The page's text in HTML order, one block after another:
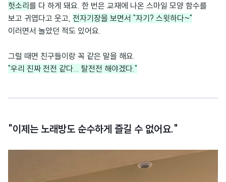
헛소리 를 다 하게 돼요. 한 번은 교재에 나온 스마일 모양 함수를
보고 귀엽다고 웃고, 전자기장을 보면서 "자기? 스윗하다~"
이러면서 놀았던 적도 있어요.
그럴 때면 친구들이랑 꼭 같은 말을 해요.
"우리 진짜 전전 같다... 탈전전 해야겠다."
"이제는 노래방도 순수하게 즐길 수 없어요."